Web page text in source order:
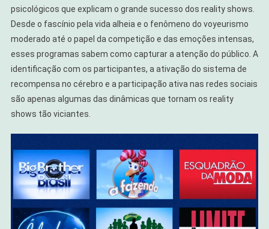
psicológicos que explicam o grande sucesso dos reality shows.
Desde o fascínio pela vida alheia e o fenômeno do voyeurismo
moderado até o papel da competição e das emoções intensas,
esses programas sabem como capturar a atenção do público. A
identificação com os participantes, a ativação do sistema de
recompensa no cérebro e a participação ativa nas redes sociais
são apenas algumas das dinâmicas que tornam os reality
shows tão viciantes.